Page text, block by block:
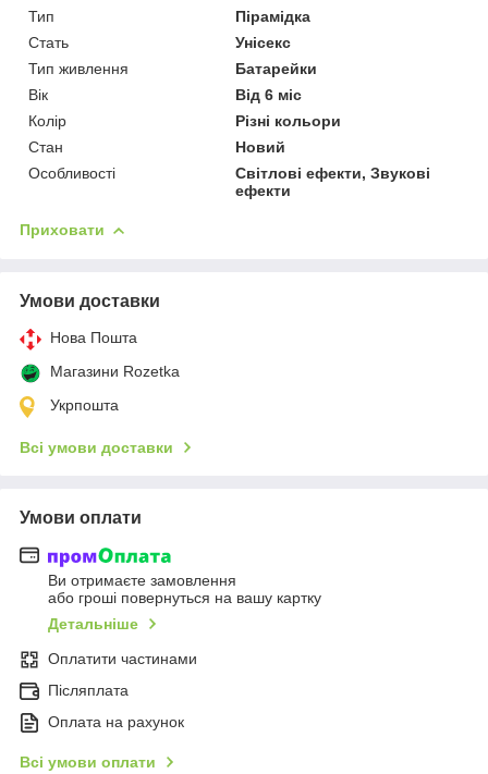
Тип
Пірамідка
Стать
Унісекс
Тип живлення
Батарейки
Вік
Від 6 міс
Колір
Різні кольори
Стан
Новий
Особливості
Світлові ефекти, Звукові
ефекти
Приховати
Умови доставки
Нова Пошта
Магазини Rozetka
Укрпошта
Всі умови доставки
Умови оплати
Ви отримаєте замовлення
або гроші повернуться на вашу картку
Детальніше
Оплатити частинами
Післяплата
Оплата на рахунок
Всі умови оплати